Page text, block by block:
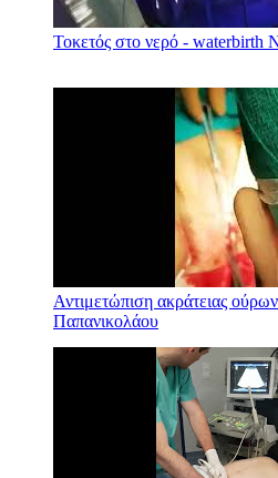
Τοκετός στο νερό - waterbirth
Αντιμετώπιση ακράτειας
Παπανικολάου